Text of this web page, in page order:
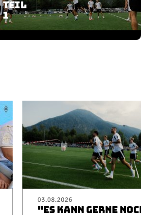
TEIL
1
03.08.2026
"ES KANN GERNE